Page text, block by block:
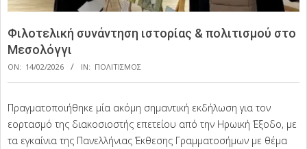
Φιλοτελική συνάντηση ιστορίας & πολιτισμού στο
Μεσολόγγι
ON: 14/02/2026 IN: ΠΟΛΙΤΙΣΜΟΣ
Πραγματοποιήθηκε μία ακόμη σημαντική εκδήλωση για τον
εορτασμό της διακοσιοστής επετείου από την Ηρωική Έξοδο, με
τα εγκαίνια της Πανελλήνιας Έκθεσης Γραμματοσήμων με θέμα